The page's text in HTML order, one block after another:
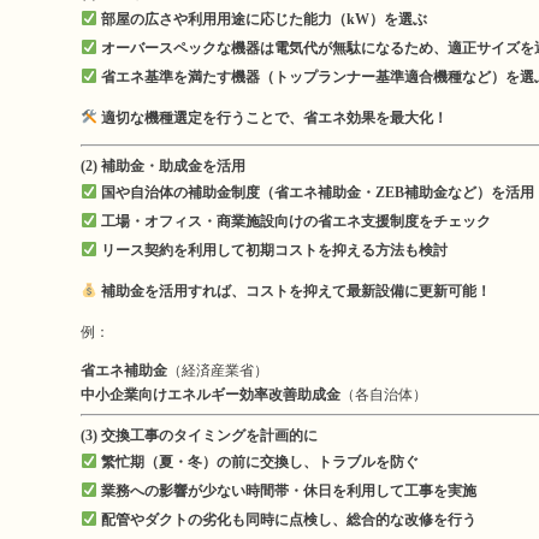
部屋の広さや利用用途に応じた能力（kW）を選ぶ
オーバースペックな機器は電気代が無駄になるため、適正サイズを
省エネ基準を満たす機器（トップランナー基準適合機種など）を選
適切な機種選定を行うことで、省エネ効果を最大化！
(2) 補助金・助成金を活用
国や自治体の補助金制度（省エネ補助金・ZEB補助金など）を活用
工場・オフィス・商業施設向けの省エネ支援制度をチェック
リース契約を利用して初期コストを抑える方法も検討
補助金を活用すれば、コストを抑えて最新設備に更新可能！
例：
省エネ補助金 （経済産業省）
中小企業向けエネルギー効率改善助成金 （各自治体）
(3) 交換工事のタイミングを計画的に
繁忙期（夏・冬）の前に交換し、トラブルを防ぐ
業務への影響が少ない時間帯・休日を利用して工事を実施
配管やダクトの劣化も同時に点検し、総合的な改修を行う